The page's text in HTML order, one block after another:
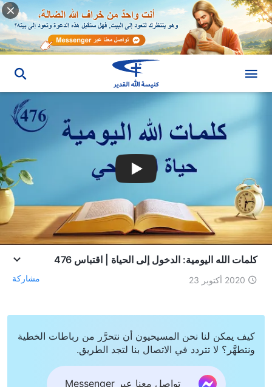
كلمات الله اليومية: الدخول إلى الحياة | اقتباس 476
2020 أكتوبر 23 مشاركة
كيف يمكن لنا نحن المسيحيون أن نتحرَّر من رباطات الخطية
ونتطهَّر؟ لا تتردد في الاتصال بنا لتجد الطريق.
تواصل معنا عبر Messenger